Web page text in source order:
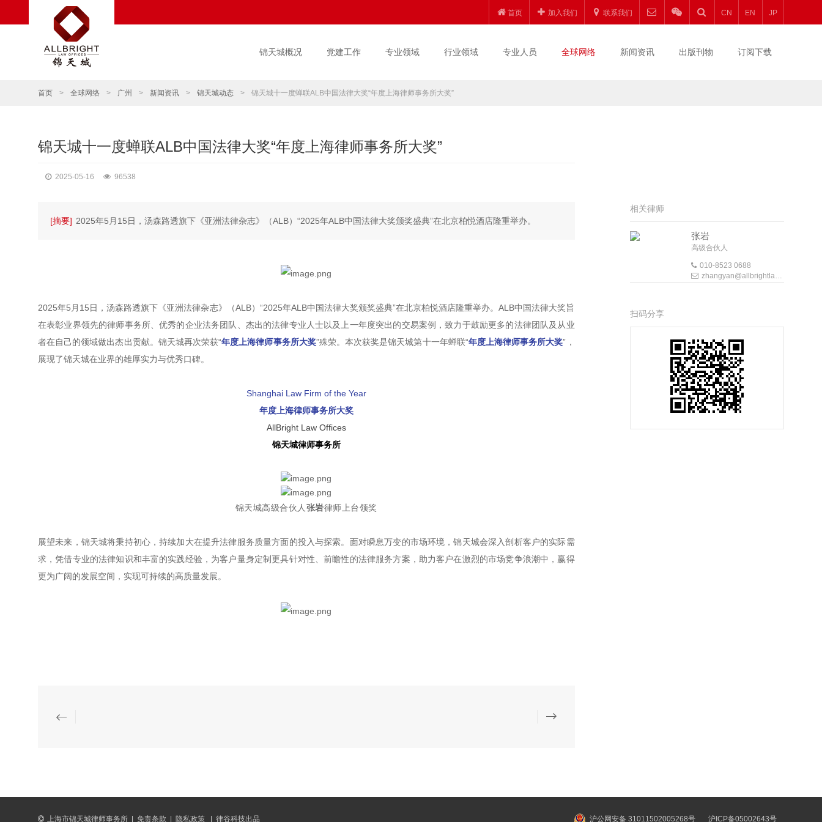
首页 加入我们 联系我们 CN EN JP
锦天城概况 党建工作 专业领域 行业领域 专业人员 全球网络 新闻资讯 出版刊物 订阅下载
首页 > 全球网络 > 广州 > 新闻资讯 > 锦天城动态 > 锦天城十一度蝉联ALB中国法律大奖“年度上海律师事务所大奖”
锦天城十一度蝉联ALB中国法律大奖“年度上海律师事务所大奖”
2025-05-16 96538
[摘要] 2025年5月15日，汤森路透旗下《亚洲法律杂志》（ALB）“2025年ALB中国法律大奖颁奖盛典”在北京柏悦酒店隆重举办。
2025年5月15日，汤森路透旗下《亚洲法律杂志》（ALB）“2025年ALB中国法律大奖颁奖盛典”在北京柏悦酒店隆重举办。ALB中国法律大奖旨
在表彰业界领先的律师事务所、优秀的企业法务团队、杰出的法律专业人士以及上一年度突出的交易案例，致力于鼓励更多的法律团队及从业
者在自己的领域做出杰出贡献。锦天城再次荣获“年度上海律师事务所大奖”殊荣。本次获奖是锦天城第十一年蝉联“年度上海律师事务所大奖”，
展现了锦天城在业界的雄厚实力与优秀口碑。
Shanghai Law Firm of the Year
年度上海律师事务所大奖
AllBright Law Offices
锦天城律师事务所
锦天城高级合伙人 张岩律师上台领奖
展望未来，锦天城将秉持初心，持续加大在提升法律服务质量方面的投入与探索。面对瞬息万变的市场环境，锦天城会深入剖析客户的实际需
求，凭借专业的法律知识和丰富的实践经验，为客户量身定制更具针对性、前瞻性的法律服务方案，助力客户在激烈的市场竞争浪潮中，赢得
更为广阔的发展空间，实现可持续的高质量发展。
相关律师
张岩
高级合伙人
010-8523 0688
zhangyan@allbrightlaw.com
扫码分享
上海市锦天城律师事务所 免责条款 隐私政策 律谷科技出品 沪公网安备 31011502005268号 沪ICP备05002643号